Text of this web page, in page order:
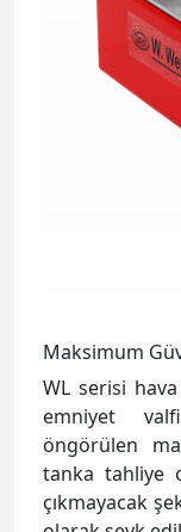
Maksimum
WL serisi
emniyet
öngörülen
tanka tahliye
çıkmayacak